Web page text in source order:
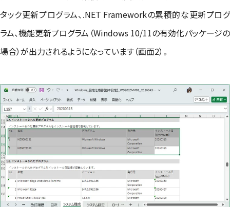
タック更新プログラム、.NET Frameworkの累積的な更新プログ
ラム、機能更新プログラム（Windows 10/11の有効化パッケージの
場合）が出力されるようになっています（画面2）。